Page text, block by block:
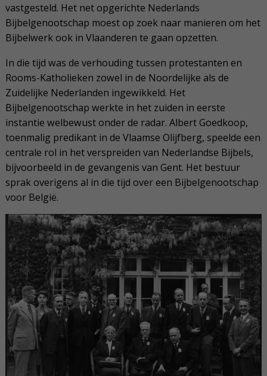
vastgesteld. Het net opgerichte Nederlands
Bijbelgenootschap moest op zoek naar manieren om het
Bijbelwerk ook in Vlaanderen te gaan opzetten.
In die tijd was de verhouding tussen protestanten en
Rooms-Katholieken zowel in de Noordelijke als de
Zuidelijke Nederlanden ingewikkeld. Het
Bijbelgenootschap werkte in het zuiden in eerste
instantie welbewust onder de radar. Albert Goedkoop,
toenmalig predikant in de Vlaamse Olijfberg, speelde een
centrale rol in het verspreiden van Nederlandse Bijbels,
bijvoorbeeld in de gevangenis van Gent. Het bestuur
sprak overigens al in die tijd over een Bijbelgenootschap
voor België.